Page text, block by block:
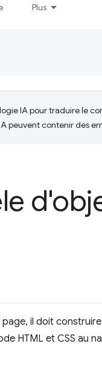
Plus
IA pour traduire le
peuvent contenir des
il doit
HTML et CSS au